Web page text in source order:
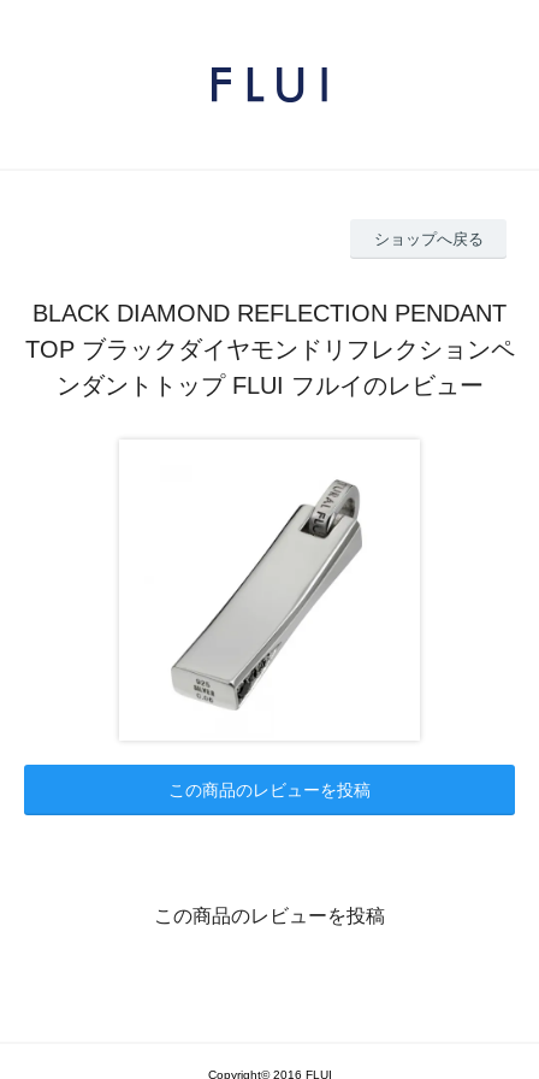
ショップへ戻る
BLACK DIAMOND REFLECTION PENDANT
TOP ブラックダイヤモンドリフレクションペ
ンダントトップ FLUI フルイのレビュー
この商品のレビューを投稿
この商品のレビューを投稿
Copyright© 2016 FLUI